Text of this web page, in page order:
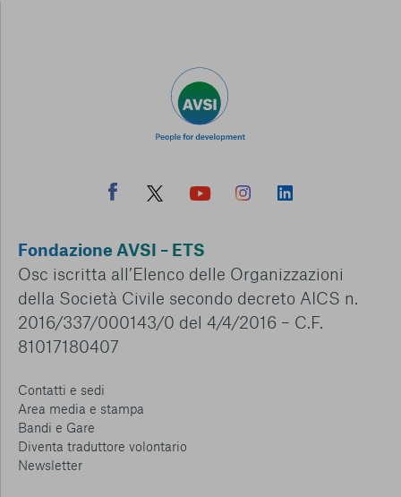
Fondazione AVSI – ETS
Osc iscritta all’Elenco delle Organizzazioni
della Società Civile secondo decreto AICS n.
2016/337/000143/0 del 4/4/2016 – C.F.
81017180407
Contatti e sedi
Area media e stampa
Bandi e Gare
Diventa traduttore volontario
Newsletter